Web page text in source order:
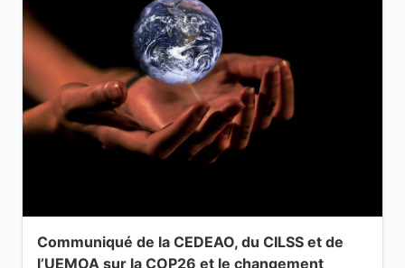
Communiqué de la CEDEAO, du CILSS et de
l’UEMOA sur la COP26 et le changement